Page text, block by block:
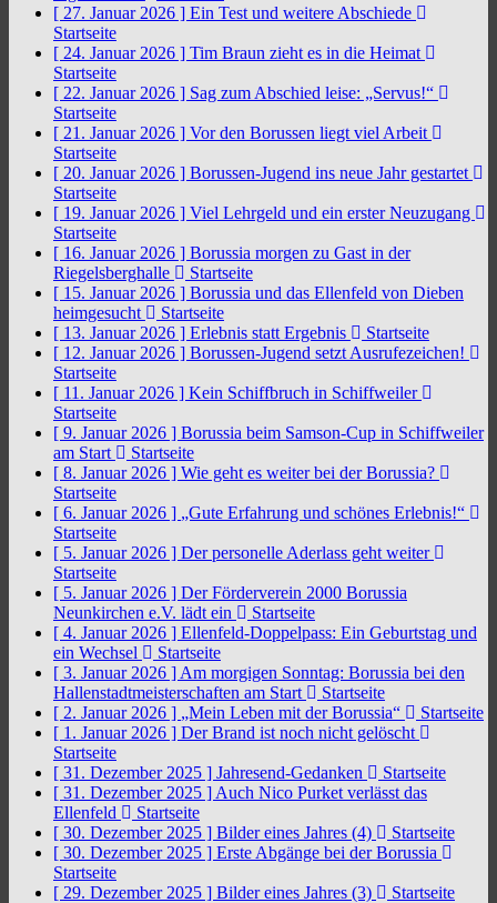
[ 27. Januar 2026 ] Ein Test und weitere Abschiede
Startseite
[ 24. Januar 2026 ] Tim Braun zieht es in die Heimat
Startseite
[ 22. Januar 2026 ] Sag zum Abschied leise: „Servus!“
Startseite
[ 21. Januar 2026 ] Vor den Borussen liegt viel Arbeit
Startseite
[ 20. Januar 2026 ] Borussen-Jugend ins neue Jahr gestartet
Startseite
[ 19. Januar 2026 ] Viel Lehrgeld und ein erster Neuzugang
Startseite
[ 16. Januar 2026 ] Borussia morgen zu Gast in der
Riegelsberghalle
Startseite
[ 15. Januar 2026 ] Borussia und das Ellenfeld von Dieben
heimgesucht
Startseite
[ 13. Januar 2026 ] Erlebnis statt Ergebnis
Startseite
[ 12. Januar 2026 ] Borussen-Jugend setzt Ausrufezeichen!
Startseite
[ 11. Januar 2026 ] Kein Schiffbruch in Schiffweiler
Startseite
[ 9. Januar 2026 ] Borussia beim Samson-Cup in Schiffweiler
am Start
Startseite
[ 8. Januar 2026 ] Wie geht es weiter bei der Borussia?
Startseite
[ 6. Januar 2026 ] „Gute Erfahrung und schönes Erlebnis!“
Startseite
[ 5. Januar 2026 ] Der personelle Aderlass geht weiter
Startseite
[ 5. Januar 2026 ] Der Förderverein 2000 Borussia
Neunkirchen e.V. lädt ein
Startseite
[ 4. Januar 2026 ] Ellenfeld-Doppelpass: Ein Geburtstag und
ein Wechsel
Startseite
[ 3. Januar 2026 ] Am morgigen Sonntag: Borussia bei den
Hallenstadtmeisterschaften am Start
Startseite
[ 2. Januar 2026 ] „Mein Leben mit der Borussia“
Startseite
[ 1. Januar 2026 ] Der Brand ist noch nicht gelöscht
Startseite
[ 31. Dezember 2025 ] Jahresend-Gedanken
Startseite
[ 31. Dezember 2025 ] Auch Nico Purket verlässt das
Ellenfeld
Startseite
[ 30. Dezember 2025 ] Bilder eines Jahres (4)
Startseite
[ 30. Dezember 2025 ] Erste Abgänge bei der Borussia
Startseite
[ 29. Dezember 2025 ] Bilder eines Jahres (3)
Startseite